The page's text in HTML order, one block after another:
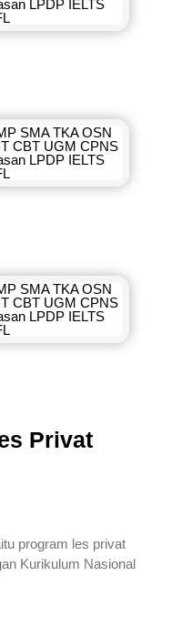
Privat
program les privat
Kurikulum Nasional